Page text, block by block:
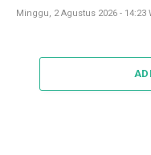
Minggu, 2 Agustus 2026 - 14:23